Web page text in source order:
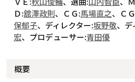
Ｄ:舘澤政則、ＣＧ:馬場直之、Ｃ
保郁子、ディレクター:坂野敬、デ
宏、プロデューサー:青田優
概要